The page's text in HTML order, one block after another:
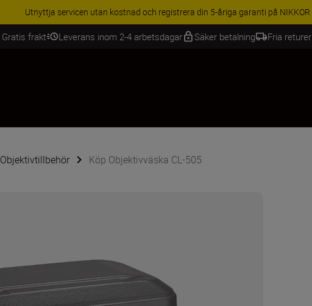
RABATT PÅ TILLBEHÖR | Få 15 % rabatt på utvalda tillbehör, komplettera
Gratis frakt Leverans inom 2-4 arbetsdagar Säker betalning Fria returer
Objektivtillbehör Köp Objektivväska CL-505